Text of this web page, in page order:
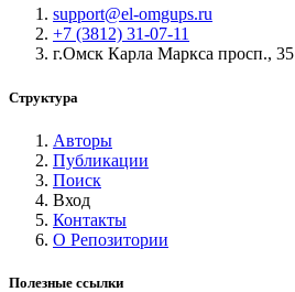
support@el-omgups.ru
+7 (3812) 31-07-11
г.Омск Карла Маркса просп., 35
Структура
Авторы
Публикации
Поиск
Вход
Контакты
О Репозитории
Полезные ссылки